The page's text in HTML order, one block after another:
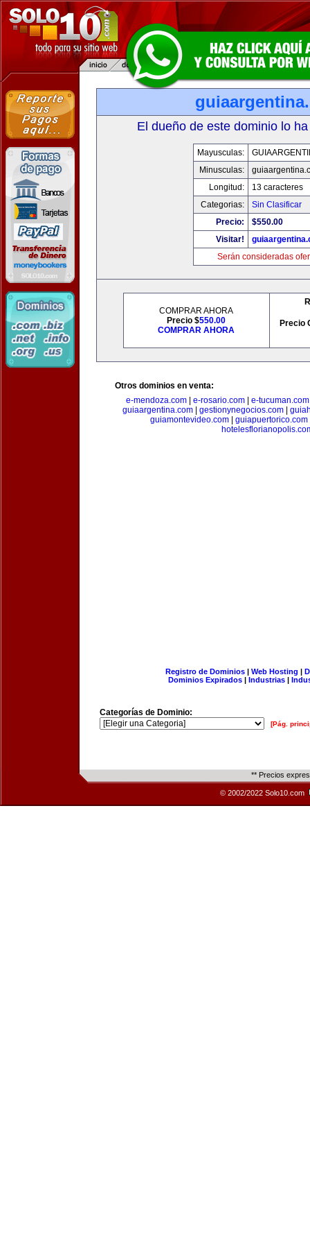
El dueño de este dominio lo
Mayusculas:
Minusculas:
Longitud:
13 caracteres
Categorias:
Sin Clasificar
Precio:
$550.00
Visitar!
Serán consideradas
COMPRAR AHORA
Precio $550.00
COMPRAR AHORA
Precio
Otros dominios en venta:
e-mendoza.com| e-rosario.com| e-tucuman.com
guiaargentina.com
gestionynegocios.com
guiamontevideo.com
guiapuertorico.com
Registro de Dominios| Web Hosting |
Dominios Expirados | Industrias |
Categorías de Dominio:
[Pág.
** Precios
© 2002/2022 Solo10.com